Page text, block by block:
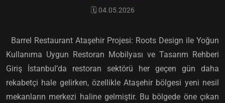
🗓️ 04.05.2026
Barrel Restaurant Ataşehir Projesi: Roots Design ile Yoğun
Kullanıma Uygun Restoran Mobilyası ve Tasarım Rehberi
Giriş İstanbul’da restoran sektörü her geçen gün daha
rekabetçi hale gelirken, özellikle Ataşehir bölgesi yeni nesil
mekanların merkezi haline gelmiştir. Bu bölgede öne çıkan